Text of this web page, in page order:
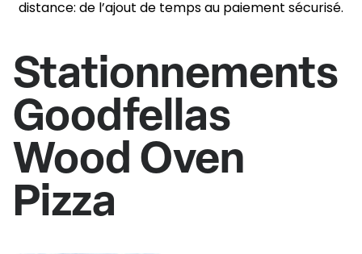
distance: de l’ajout de temps au paiement sécurisé.
Stationnements
Goodfellas
Wood Oven
Pizza